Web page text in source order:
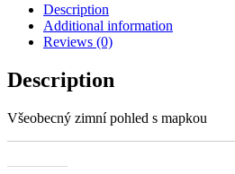
Description
Additional information
Reviews (0)
Description
Všeobecný zimní pohled s mapkou